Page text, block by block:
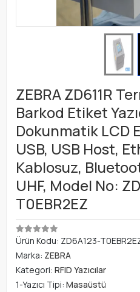
ZEBRA ZD611R
Barkod Etiket
Dokunmatik LCD
USB, USB Host,
Kablosuz,
UHF, Model No:
T0EBR2EZ
Ürün Kodu: ZD6A123-
Marka: ZEBRA
Kategori: RFID Yazıcılar
1-Yazıcı Tipi: Masaüstü